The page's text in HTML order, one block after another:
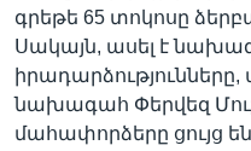
գրեթե 65 տոկոսը
Սակայն, ասել է
նախագահ Փերվեզ
մահափորձերը ցույց